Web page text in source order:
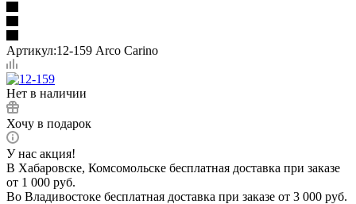
Артикул:12-159 Arco Carino
Нет в наличии
Хочу в подарок
У нас акция!
В Хабаровске, Комсомольске бесплатная доставка при заказе
от 1 000 руб.
Во Владивостоке бесплатная доставка при заказе от 3 000 руб.